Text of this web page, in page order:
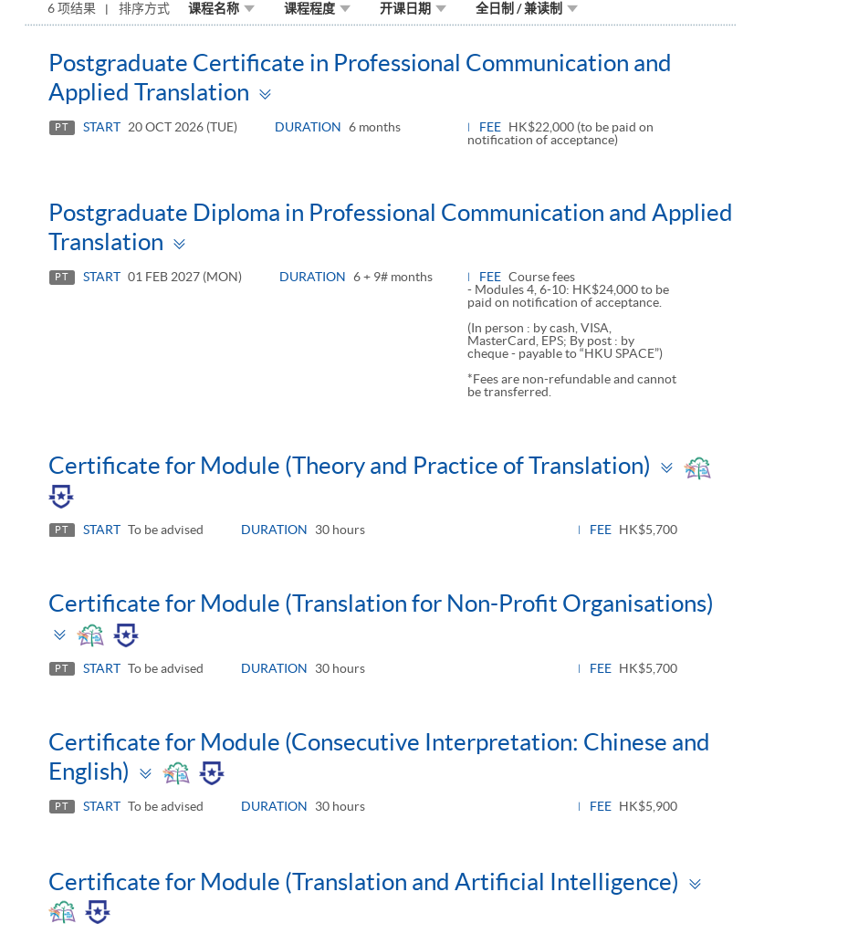
6 项结果 排序方式 课程名称 课程程度 开课日期 全日制 / 兼读制
Postgraduate Certificate in Professional Communication and
Applied Translation
panel
PT START 20 OCT 2026 (TUE) DURATION 6 months FEE HK$22,000 (to be paid on
notification of acceptance)
Postgraduate Diploma in Professional Communication and Applied
Translation
panel
PT START 01 FEB 2027 (MON) DURATION 6 + 9# months FEE Course fees
- Modules 4, 6-10: HK$24,000 to be
paid on notification of acceptance.
(In person : by cash, VISA,
MasterCard, EPS; By post : by
cheque - payable to “HKU SPACE”)
*Fees are non-refundable and cannot
be transferred.
Certificate for Module (Theory and Practice of Translation)
Toggle
PT START To be advised DURATION 30 hours FEE HK$5,700
Certificate for Module (Translation for Non-Profit Organisations)
Toggle
panel
PT START To be advised DURATION 30 hours FEE HK$5,700
Certificate for Module (Consecutive Interpretation: Chinese and
English)
Toggle
panel
PT START To be advised DURATION 30 hours FEE HK$5,900
Certificate for Module (Translation and Artificial Intelligence)